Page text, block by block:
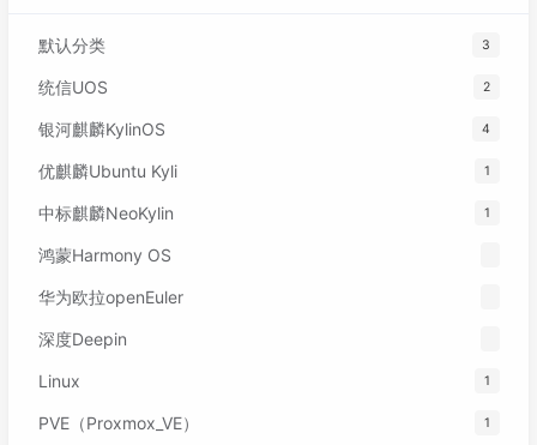
默认分类 3
统信UOS 2
银河麒麟KylinOS 4
优麒麟Ubuntu Kyli 1
中标麒麟NeoKylin 1
鸿蒙Harmony OS
华为欧拉openEuler
深度Deepin
Linux 1
PVE（Proxmox_VE） 1